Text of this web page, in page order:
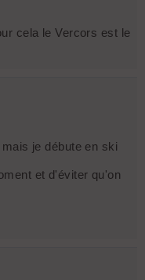
cela le Vercors est le
je débute en ski
et d'éviter qu'on